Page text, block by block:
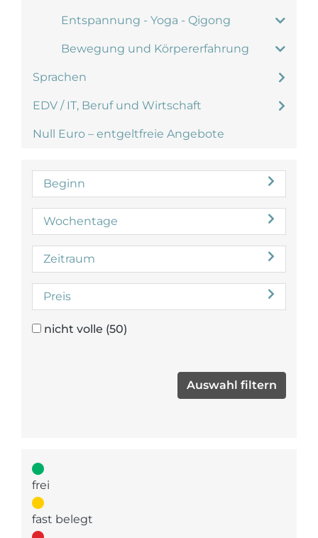
Entspannung - Yoga - Qigong
Bewegung und Körpererfahrung
Sprachen
EDV / IT, Beruf und Wirtschaft
Null Euro – entgeltfreie Angebote
Beginn
Wochentage
Zeitraum
Preis
nicht volle (50)
frei
fast belegt